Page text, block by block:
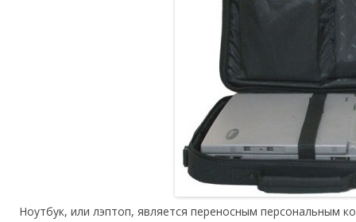
Ноутбук, или лэптоп, является переносным персональным